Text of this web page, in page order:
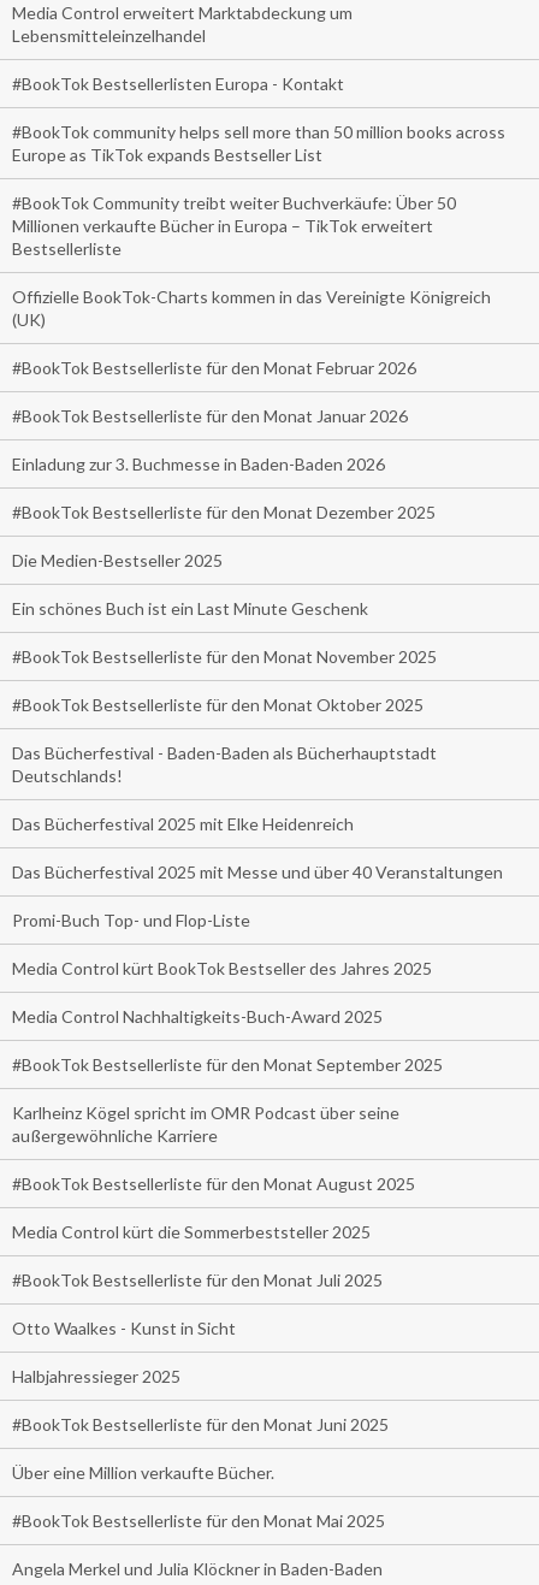
Media Control erweitert Marktabdeckung um
Lebensmitteleinzelhandel
#BookTok Bestsellerlisten Europa - Kontakt
#BookTok community helps sell more than 50 million books across
Europe as TikTok expands Bestseller List
#BookTok Community treibt weiter Buchverkäufe: Über 50
Millionen verkaufte Bücher in Europa – TikTok erweitert
Bestsellerliste
Offizielle BookTok-Charts kommen in das Vereinigte Königreich
(UK)
#BookTok Bestsellerliste für den Monat Februar 2026
#BookTok Bestsellerliste für den Monat Januar 2026
Einladung zur 3. Buchmesse in Baden-Baden 2026
#BookTok Bestsellerliste für den Monat Dezember 2025
Die Medien-Bestseller 2025
Ein schönes Buch ist ein Last Minute Geschenk
#BookTok Bestsellerliste für den Monat November 2025
#BookTok Bestsellerliste für den Monat Oktober 2025
Das Bücherfestival - Baden-Baden als Bücherhauptstadt
Deutschlands!
Das Bücherfestival 2025 mit Elke Heidenreich
Das Bücherfestival 2025 mit Messe und über 40 Veranstaltungen
Promi-Buch Top- und Flop-Liste
Media Control kürt BookTok Bestseller des Jahres 2025
Media Control Nachhaltigkeits-Buch-Award 2025
#BookTok Bestsellerliste für den Monat September 2025
Karlheinz Kögel spricht im OMR Podcast über seine
außergewöhnliche Karriere
#BookTok Bestsellerliste für den Monat August 2025
Media Control kürt die Sommerbeststeller 2025
#BookTok Bestsellerliste für den Monat Juli 2025
Otto Waalkes - Kunst in Sicht
Halbjahressieger 2025
#BookTok Bestsellerliste für den Monat Juni 2025
Über eine Million verkaufte Bücher.
#BookTok Bestsellerliste für den Monat Mai 2025
Angela Merkel und Julia Klöckner in Baden-Baden